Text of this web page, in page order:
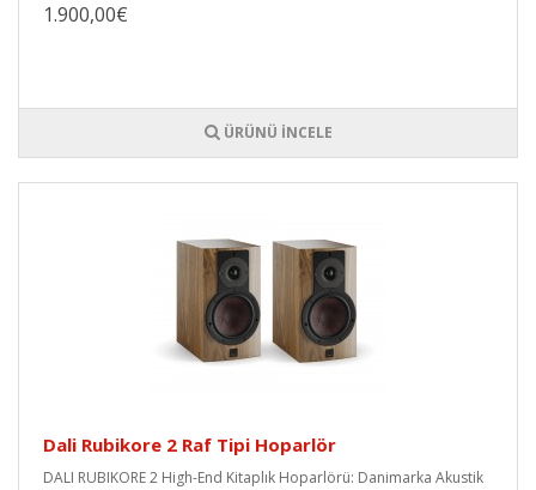
1.900,00€
ÜRÜNÜ İNCELE
Dali Rubikore 2 Raf Tipi Hoparlör
DALI RUBIKORE 2 High-End Kitaplık Hoparlörü: Danimarka Akustik